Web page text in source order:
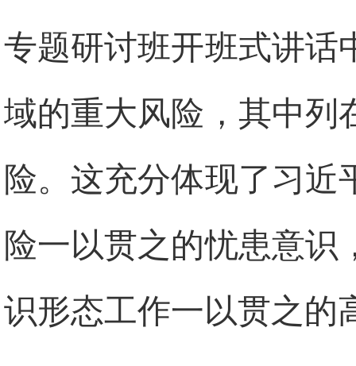
专题研讨班开班式讲话
域的重大风险，其中列
险。这充分体现了习
险一以贯之的忧患意
识形态工作一以贯之的